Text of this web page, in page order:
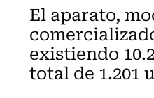
El aparato,
existiendo
total de 1.201